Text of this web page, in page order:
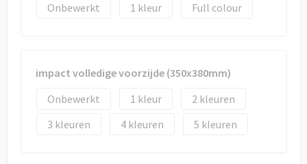
Onbewerkt
1 Full colour
impact volledige voorzijde (350x380mm)
Onbewerkt
1
2
3
4 5